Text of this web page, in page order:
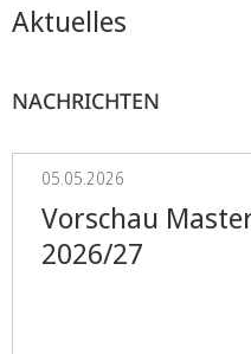
Aktuelles
NACHRICHTEN
05.05.2026
Vorschau
2026/27